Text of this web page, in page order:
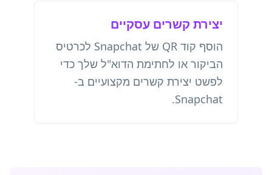
יצירת קשרים עסקיים
הוסף קוד QR של Snapchat לכרטיס
הביקור או לחתימת הדוא"ל שלך כדי
לפשט יצירת קשרים מקצועיים ב-
Snapchat.